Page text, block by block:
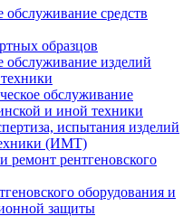
обслуживание средств
образцов
обслуживание изделий
обслуживание
и иной техники
испытания изделий
(ИМТ)
ремонт рентгеновского
оборудования и
защиты